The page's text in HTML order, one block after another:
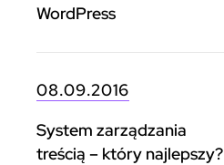
WordPress
08.09.2016
System zarządzania
treścią – który najlepszy?